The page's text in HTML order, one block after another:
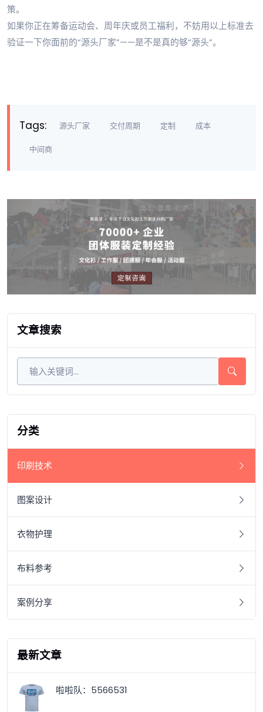
策。
如果你正在筹备运动会、周年庆或员工福利，不妨用以上标准去
验证一下你面前的“源头厂家”——是不是真的够“源头”。
Tags: 源头厂家 交付周期 定制 成本
中间商
文章搜索
分类
印刷技术
图案设计
衣物护理
布料参考
案例分享
最新文章
啦啦队：5566531